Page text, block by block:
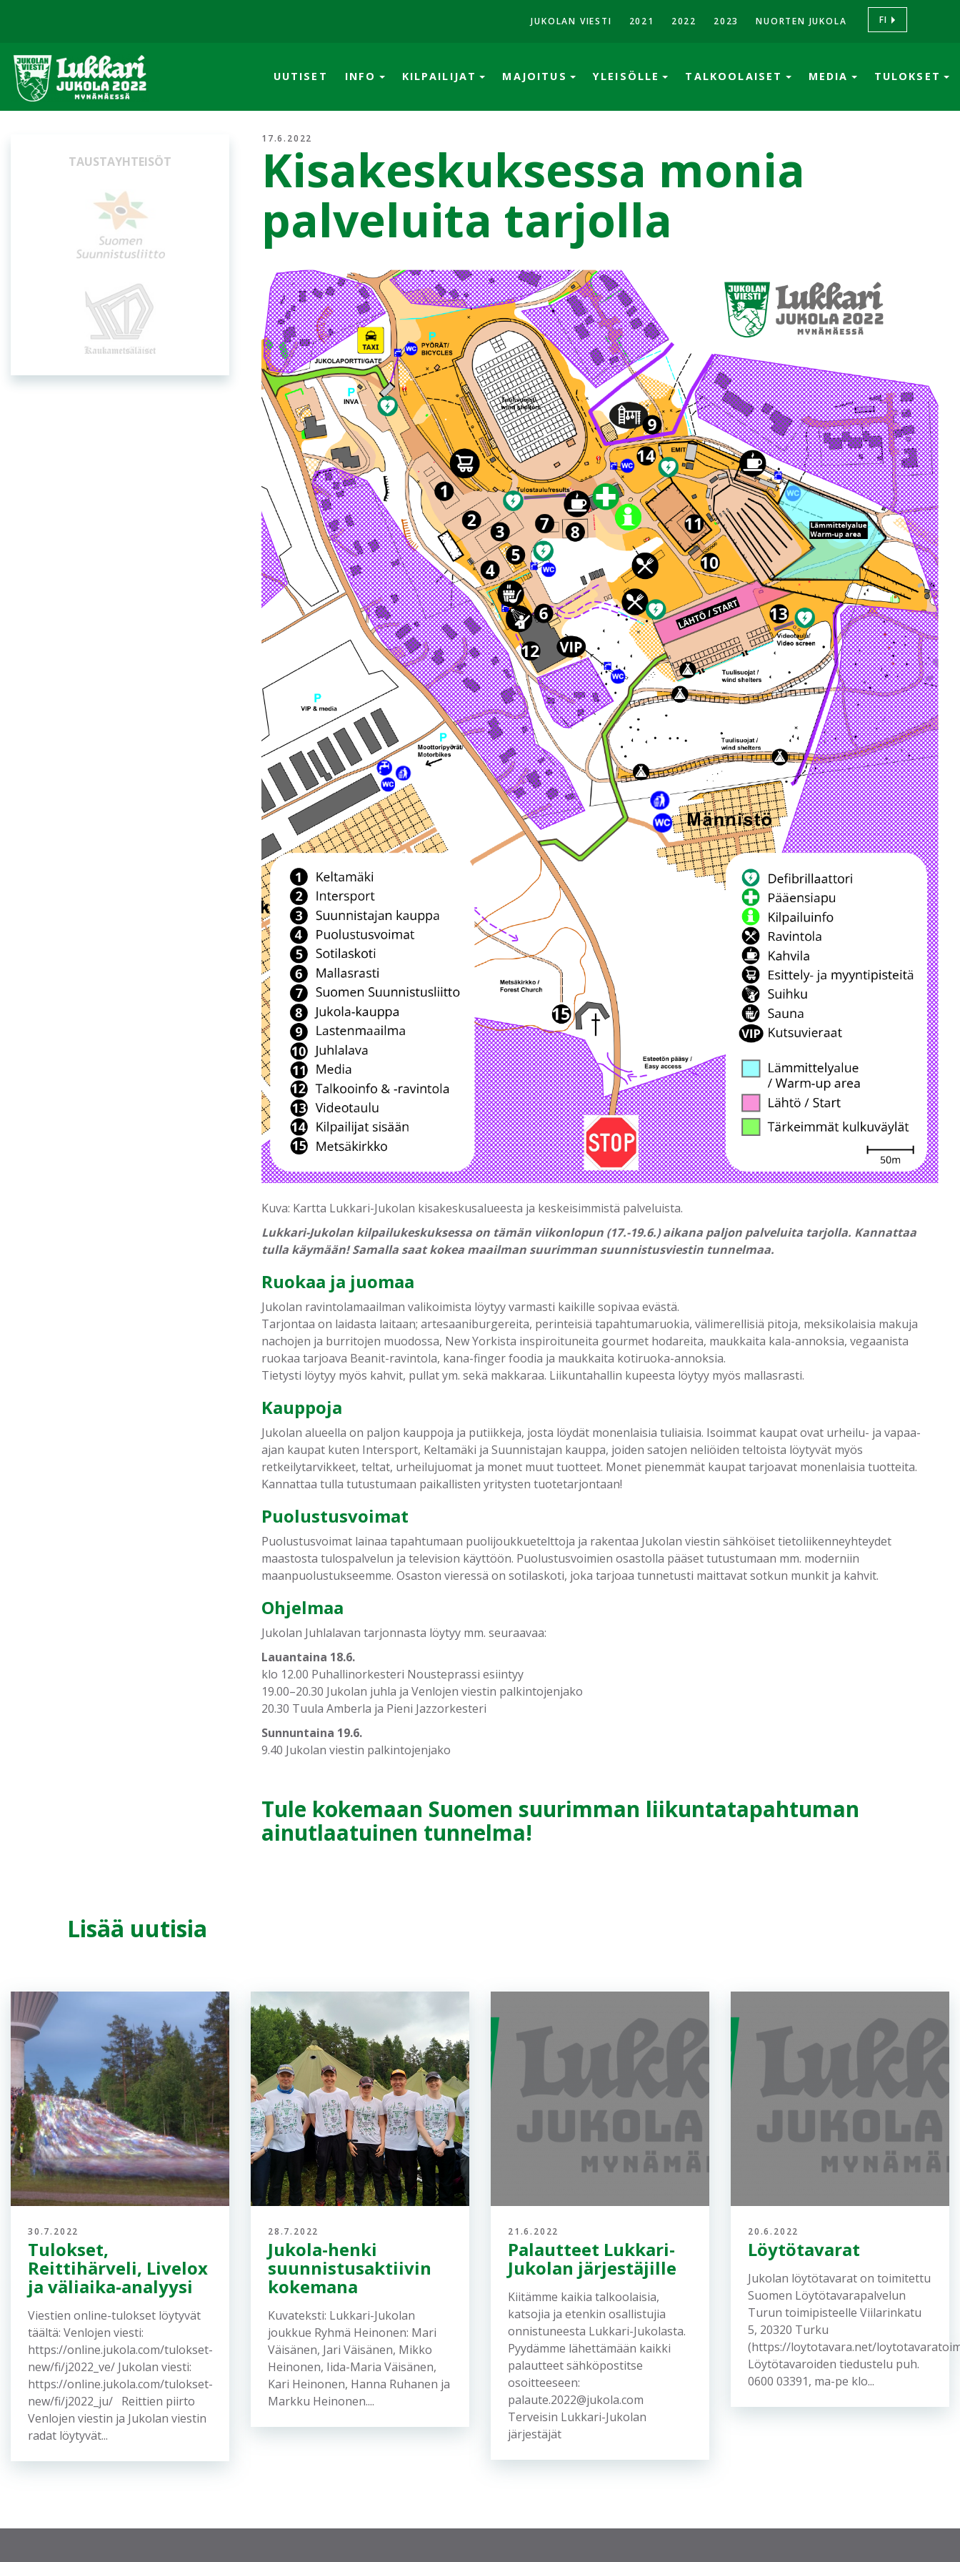
JUKOLAN VIESTI 2021 2022 2023 NUORTEN JUKOLA FI
UUTISET INFO KILPAILIJAT MAJOITUS YLEISÖLLE TALKOOLAISET MEDIA TULOKSET
17.6.2022
Kisakeskuksessa monia
palveluita tarjolla
Kuva: Kartta Lukkari-Jukolan kisakeskusalueesta ja keskeisimmistä palveluista.
Lukkari-Jukolan kilpailukeskuksessa on tämän viikonlopun (17.-19.6.) aikana paljon palveluita tarjolla. Kannattaa
tulla käymään! Samalla saat kokea maailman suurimman suunnistusviestin tunnelmaa.
Ruokaa ja juomaa
Jukolan ravintolamaailman valikoimista löytyy varmasti kaikille sopivaa evästä.
Tarjontaa on laidasta laitaan; artesaaniburgereita, perinteisiä tapahtumaruokia, välimerellisiä pitoja, meksikolaisia makuja
nachojen ja burritojen muodossa, New Yorkista inspiroituneita gourmet hodareita, maukkaita kala-annoksia, vegaanista
ruokaa tarjoava Beanit-ravintola, kana-finger foodia ja maukkaita kotiruoka-annoksia.
Tietysti löytyy myös kahvit, pullat ym. sekä makkaraa. Liikuntahallin kupeesta löytyy myös mallasrasti.
Kauppoja
Jukolan alueella on paljon kauppoja ja putiikkeja, josta löydät monenlaisia tuliaisia. Isoimmat kaupat ovat urheilu- ja vapaa-
ajan kaupat kuten Intersport, Keltamäki ja Suunnistajan kauppa, joiden satojen neliöiden teltoista löytyvät myös
retkeilytarvikkeet, teltat, urheilujuomat ja monet muut tuotteet. Monet pienemmät kaupat tarjoavat monenlaisia tuotteita.
Kannattaa tulla tutustumaan paikallisten yritysten tuotetarjontaan!
Puolustusvoimat
Puolustusvoimat lainaa tapahtumaan puolijoukkuetelttoja ja rakentaa Jukolan viestin sähköiset tietoliikenneyhteydet
maastosta tulospalvelun ja television käyttöön. Puolustusvoimien osastolla pääset tutustumaan mm. moderniin
maanpuolustukseemme. Osaston vieressä on sotilaskoti, joka tarjoaa tunnetusti maittavat sotkun munkit ja kahvit.
Ohjelmaa
Jukolan Juhlalavan tarjonnasta löytyy mm. seuraavaa:
Lauantaina 18.6.
klo 12.00 Puhallinorkesteri Nousteprassi esiintyy
19.00–20.30 Jukolan juhla ja Venlojen viestin palkintojenjako
20.30 Tuula Amberla ja Pieni Jazzorkesteri
Sunnuntaina 19.6.
9.40 Jukolan viestin palkintojenjako
Tule kokemaan Suomen suurimman liikuntatapahtuman
ainutlaatuinen tunnelma!
OSUUSISÄNNÄT
Lisää uutisia
30.7.2022
Tulokset,
Reittihärveli, Livelox
ja väliaika-analyysi
Viestien online-tulokset löytyvät
täältä: Venlojen viesti:
https://online.jukola.com/tulokset-
new/fi/j2022_ve/ Jukolan viesti:
https://online.jukola.com/tulokset-
new/fi/j2022_ju/ Reittien piirto
Venlojen viestin ja Jukolan viestin
radat löytyvät...
28.7.2022
Jukola-henki
suunnistusaktiivin
kokemana
Kuvateksti: Lukkari-Jukolan
joukkue Ryhmä Heinonen: Mari
Väisänen, Jari Väisänen, Mikko
Heinonen, Iida-Maria Väisänen,
Kari Heinonen, Hanna Ruhanen ja
Markku Heinonen....
21.6.2022
Palautteet Lukkari-
Jukolan järjestäjille
Kiitämme kaikia talkoolaisia,
katsojia ja etenkin osallistujia
onnistuneesta Lukkari-Jukolasta.
Pyydämme lähettämään kaikki
palautteet sähköpostitse
osoitteeseen:
palaute.2022@jukola.com
Terveisin Lukkari-Jukolan
järjestäjät
20.6.2022
Löytötavarat
Jukolan löytötavarat on toimitettu
Suomen Löytötavarapalvelun
Turun toimipisteelle Viilarinkatu
5, 20320 Turku
(https://loytotavara.net/
Löytötavaroiden tiedustelu puh.
0600 03391, ma-pe klo...